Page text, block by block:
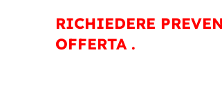
RICHIEDERE
OFFERTA .